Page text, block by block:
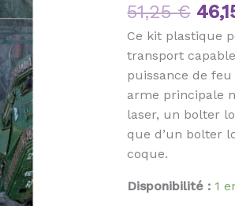
51,25€
Ce kit plastique
transport
puissance de
arme principale
laser, un bolter
que d’un bolter
coque.
Disponibilité : 1